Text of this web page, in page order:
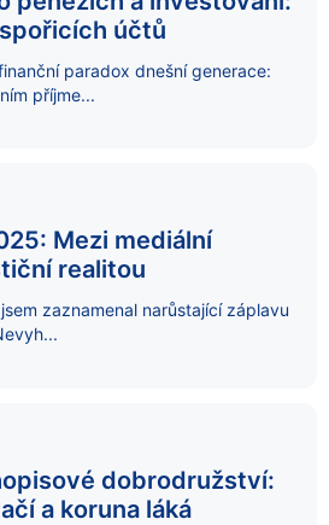
účtů
paradox dnešní generace:
příjme...
Mezi mediální
realitou
zaznamenal narůstající záplavu
dobrodružství:
a koruna láká